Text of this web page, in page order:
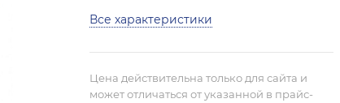
Все характеристики
Цена действительна только для сайта и
может отличаться от указанной в прайс-